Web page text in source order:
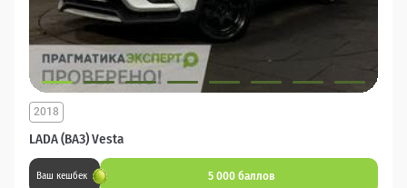
LADA (ВАЗ) Vesta
2018
Ваш кешбек 5 000 баллов